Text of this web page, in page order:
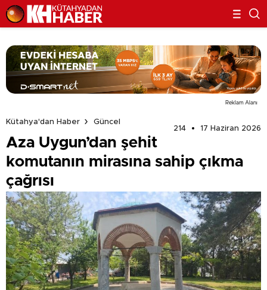
Reklam Alanı
Kütahya'dan Haber
Güncel
214
17 Haziran 2026
Aza Uygun’dan şehit
komutanın mirasına sahip çıkma
çağrısı